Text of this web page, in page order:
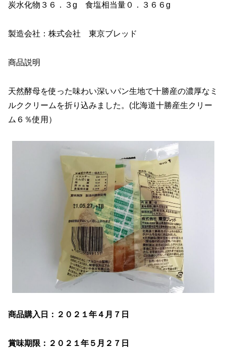
炭水化物３６．３g 食塩相当量０．３６６g
製造会社：株式会社 東京ブレッド
商品説明
天然酵母を使った味わい深いパン生地で十勝産の濃厚なミ
ルククリームを折り込みました。(北海道十勝産生クリー
ム６％使用）
商品購入日：２０２１年４月７日
賞味期限：２０２１年５月２７日